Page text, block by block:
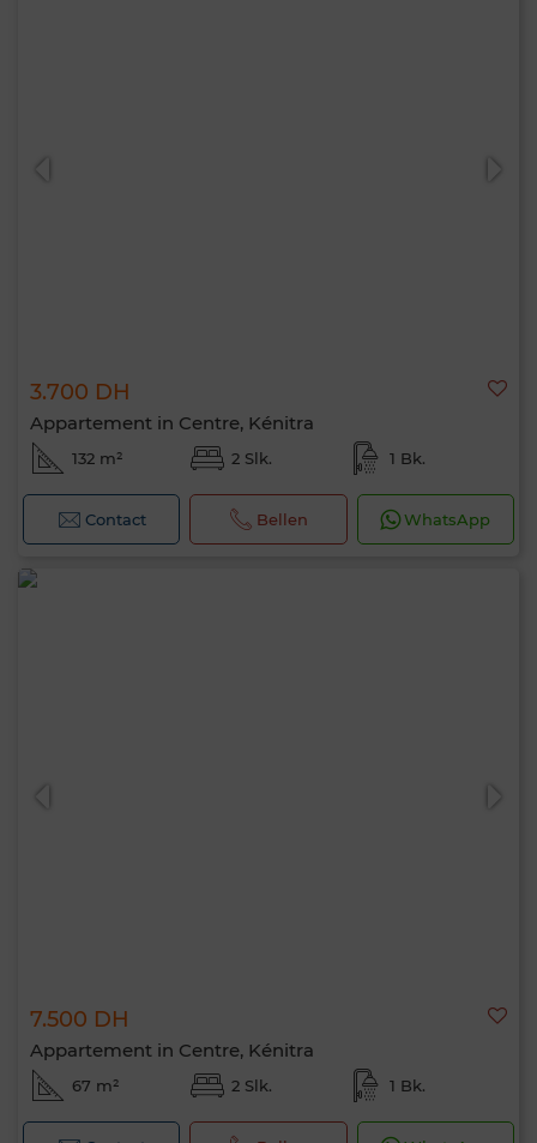
3.700 DH
Appartement in Centre, Kénitra
132 m² 2 Slk. 1 Bk.
Contact Bellen WhatsApp
7.500 DH
Appartement in Centre, Kénitra
67 m² 2 Slk. 1 Bk.